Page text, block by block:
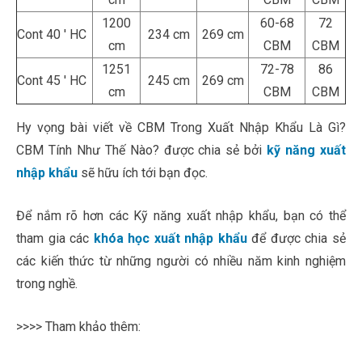
Cont 40 ′ HC
1200
cm
234 cm 269 cm
60-68
CBM
72
CBM
Cont 45 ′ HC
1251
cm
245 cm 269 cm
72-78
CBM
86
CBM
Hy vọng bài viết về CBM Trong Xuất Nhập Khẩu Là Gì?
CBM Tính Như Thế Nào? được chia sẻ bởi kỹ năng xuất
nhập khẩu sẽ hữu ích tới bạn đọc.
Để nắm rõ hơn các Kỹ năng xuất nhập khẩu, bạn có thể
tham gia các khóa học xuất nhập khẩuđể được chia sẻ
các kiến thức từ những người có nhiều năm kinh nghiệm
trong nghề.
>>>> Tham khảo thêm: